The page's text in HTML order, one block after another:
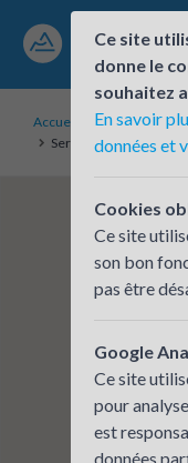
Accueil
Service des Impôts
Ce site
donne le
souhaitez
En savoir
données et
Cookies
Ce site
son bon
pas être
Google
Ce site
pour
est
données